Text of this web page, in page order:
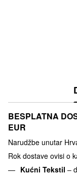
BESPLATNA
EUR
Narudžbe unutar
Rok dostave ovisi o
Kućni Tekstil –